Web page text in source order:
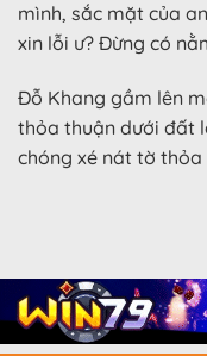
mình, sắc mặt của
xin lỗi ư? Đừng có
Đỗ Khang gầm lên
thỏa thuận dưới đất
chóng xé nát tờ thỏa